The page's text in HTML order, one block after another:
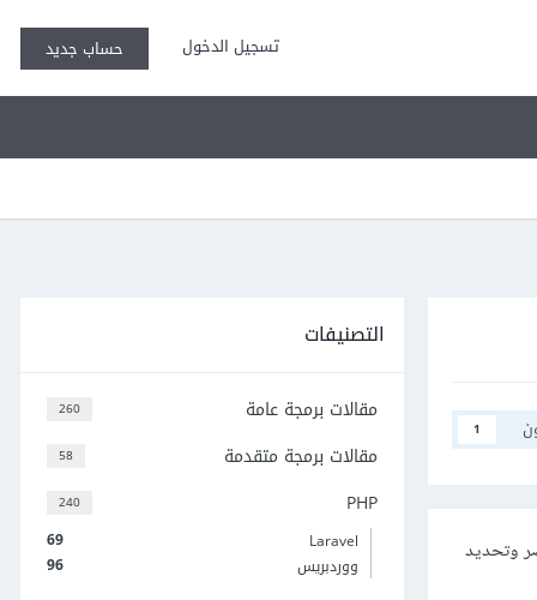
تسجيل الدخول حساب جديد
1
وتحديد
التصنيفات
260 مقالات برمجة عامة
58 مقالات برمجة متقدمة
240 PHP
69
Laravel
96
ووردبريس